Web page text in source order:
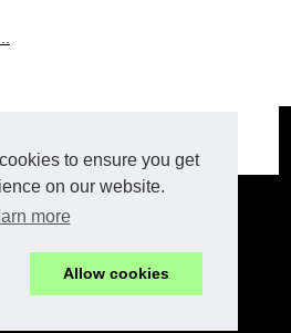
to ensure you get
on our website.
more
Allow cookies
future-tech